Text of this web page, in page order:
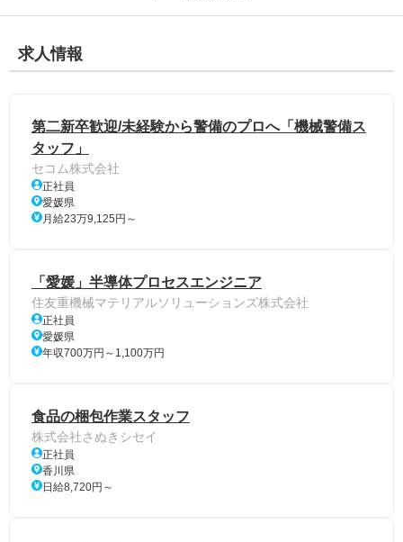
求人情報
第二新卒歓迎/未経験から警備のプロへ「機械警備ス
タッフ」
セコム株式会社
正社員
愛媛県
月給23万9,125円～
「愛媛」半導体プロセスエンジニア
住友重機械マテリアルソリューションズ株式会社
正社員
愛媛県
年収700万円～1,100万円
食品の梱包作業スタッフ
株式会社さぬきシセイ
正社員
香川県
日給8,720円～